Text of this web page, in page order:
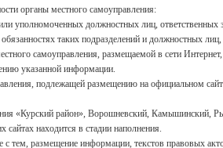
органы местного самоуправления:
уполномоченных должностных лиц, ответственных
таких подразделений и должностных лиц,
самоуправления, размещаемой в сети
указанной информации.
подлежащей размещению на официальном
«Курский район», Ворошневский, Камышинский,
сайтах находится в стадии наполнения.
тем, размещение информации, текстов правовых